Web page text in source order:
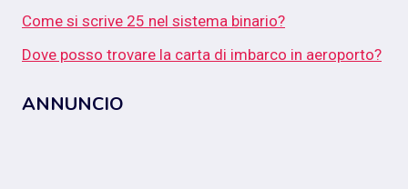
Come si scrive 25 nel sistema binario?
Dove posso trovare la carta di imbarco in aeroporto?
ANNUNCIO